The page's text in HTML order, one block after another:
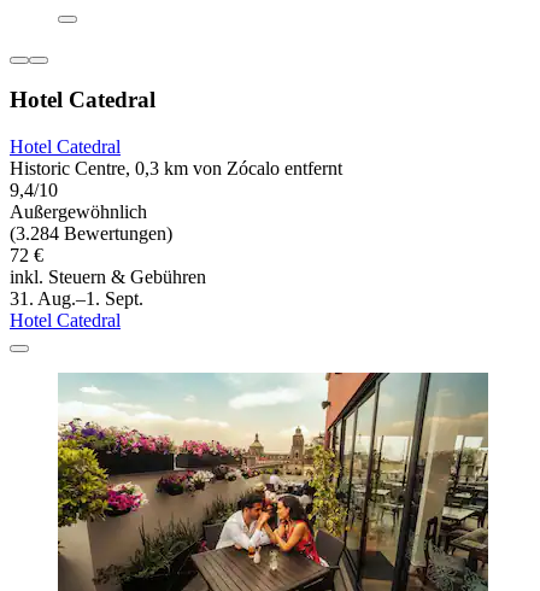
Hotel Catedral
Hotel Catedral
Historic Centre, 0,3 km von Zócalo entfernt
9,4/10
Außergewöhnlich
(3.284 Bewertungen)
72 €
inkl. Steuern & Gebühren
31. Aug.–1. Sept.
Hotel Catedral